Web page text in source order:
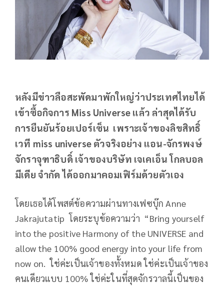
หลังมีข่าวลือสะพัดมาพักใหญ่ว่าประเทศไทยได้
เข้าซื้อกิจการ Miss Universe แล้ว ล่าสุดได้รับ
การยืนยันร้อยเปอร์เซ็น เพราะเจ้าของลิขสิทธิ์
เวที miss universe ตัวจริงอย่าง แอน-จักรพงษ์
จักราจุฑาธิบดิ์ เจ้าของบริษัท เจเคเอ็น โกลบอล
มีเดีย จำกัด ได้ออกมาคอมเฟิร์มด้วยตัวเอง
โดยเธอได้โพสต์ข้อความผ่านทางเฟซบุ๊ก Anne
Jakrajutatip โดยระบุข้อความว่า “Bring yourself
into the positive Harmony of the UNIVERSE and
allow the 100% good energy into your life from
now on. ใช่ค่ะเป็นเจ้าของทั้งหมด ใช่ค่ะเป็นเจ้าของ
คนเดียวแบบ 100% ใช่ค่ะในที่สุดจักรวาลนี้เป็นของ